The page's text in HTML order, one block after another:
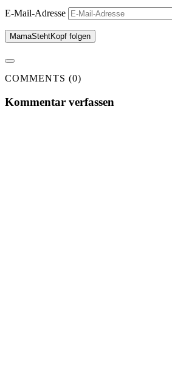
E-Mail-Adresse
MamaStehtKopf folgen
COMMENTS (0)
Kommentar verfassen